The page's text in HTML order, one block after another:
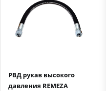
Добавить к сравнению
Добавить в избранное
РВД рукав высокого
давления REMEZA